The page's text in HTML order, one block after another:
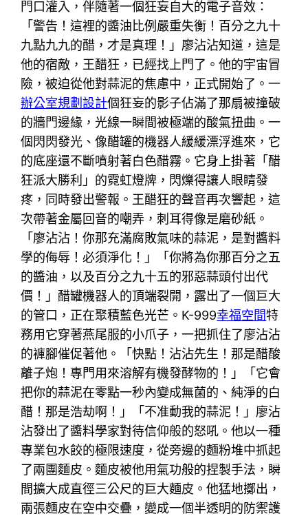
門口灌入，伴隨著一個狂妄自大的電子音效：
「警告！這裡的醬油比例嚴重失衡！百分之九十
九點九九的醋，才是真理！」廖沾沾知道，這是
他的宿敵，王醋狂，已經找上門了。他的宇宙冒
險，被迫從他對蒜泥的焦慮中，正式開始了。一
辦公室規劃設計個狂妄的影子佔滿了那扇被撞破
的牆門邊緣，光線一瞬間被極端的酸氣扭曲。一
個閃閃發光、像醋罐的機器人緩緩漂浮進來，它
的底座還不斷噴射著白色醋霧。它身上掛著「醋
狂派大勝利」的霓虹燈牌，閃爍得讓人眼睛發
疼，同時發出警報。王醋狂的聲音再次響起，這
次帶著金屬回音的嘲弄，刺耳得像是磨砂紙。
「廖沾沾！你那充滿腐敗氣味的蒜泥，是對醬料
學的侮辱！必須淨化！」「你將為你那百分之五
的醬油，以及百分之九十五的邪惡蒜頭付出代
價！」醋罐機器人的頂端裂開，露出了一個巨大
的管口，正在聚積藍色光芒。K-999幸福空間特
務用它穿著燕尾服的小爪子，一把抓住了廖沾沾
的褲腳催促著他。「快點！沾沾先生！那是醋酸
離子炮！專門用來溶解有機發酵物的！」「它會
把你的蒜泥在零點一秒內變成無菌的、純淨的白
醋！那是浩劫啊！」「不准動我的蒜泥！」廖沾
沾發出了醬料學家對待信仰般的怒吼。他以一種
專業包水餃的極限速度，從旁邊的麵粉堆中抓起
了兩團麵皮。麵皮被他用氣功般的捏製手法，瞬
間擴大成直徑三公尺的巨大麵皮。他猛地擲出，
兩張麵皮在空中交疊，變成一個半透明的防禦護